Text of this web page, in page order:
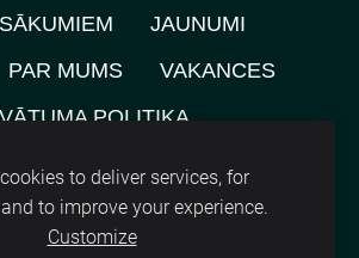
JAUNUMI
PAR MUMS
VAKANCES
POLITIKA
KARTE
KONTAKTI
SĪKDATNES
to deliver services, for
to improve your experience.
Customize